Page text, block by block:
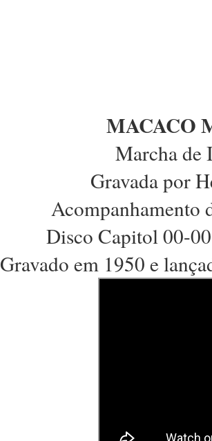
MACACO
Marcha de
Gravada por
Acompanhamento
Disco Capitol 00-
Gravado em 1950 e